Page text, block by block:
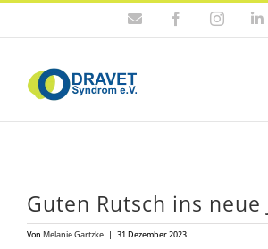
E-
Facebook
Guten Rutsch ins neue
Von Melanie Gartzke | 31 Dezember 2023